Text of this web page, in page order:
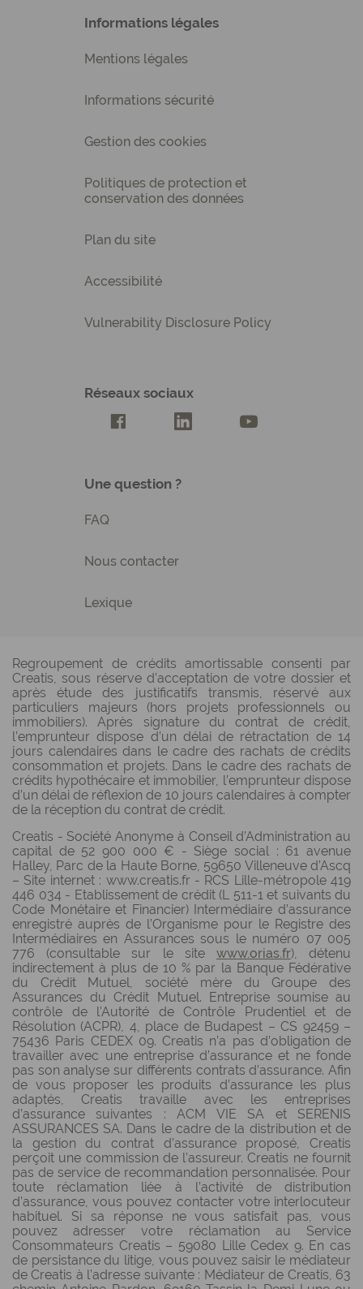
Informations légales
Mentions légales
Informations sécurité
Gestion des cookies
Politiques de protection et
conservation des données
Plan du site
Accessibilité
Vulnerability Disclosure Policy
Réseaux sociaux
Compte Facebook Creatis
Compte LinkedIn Creatis
Compte Youtube
Une question ?
FAQ
Nous contacter
Lexique
Regroupement de crédits amortissable consenti par
Creatis, sous réserve d’acceptation de votre dossier et
après étude des justificatifs transmis, réservé aux
particuliers majeurs (hors projets professionnels ou
immobiliers). Après signature du contrat de crédit,
l’emprunteur dispose d’un délai de rétractation de 14
jours calendaires dans le cadre des rachats de crédits
consommation et projets. Dans le cadre des rachats de
crédits hypothécaire et immobilier, l’emprunteur dispose
d’un délai de réflexion de 10 jours calendaires à compter
de la réception du contrat de crédit.
Creatis - Société Anonyme à Conseil d’Administration au
capital de 52 900 000 € - Siège social : 61 avenue
Halley, Parc de la Haute Borne, 59650 Villeneuve d’Ascq
– Site internet : www.creatis.fr - RCS Lille-métropole 419
446 034 - Etablissement de crédit (L 511-1 et suivants du
Code Monétaire et Financier) Intermédiaire d’assurance
enregistré auprès de l’Organisme pour le Registre des
Intermédiaires en Assurances sous le numéro 07 005
776 (consultable sur le site www.orias.fr), détenu
indirectement à plus de 10 % par la Banque Fédérative
du Crédit Mutuel, société mère du Groupe des
Assurances du Crédit Mutuel. Entreprise soumise au
contrôle de l'Autorité de Contrôle Prudentiel et de
Résolution (ACPR), 4, place de Budapest – CS 92459 –
75436 Paris CEDEX 09. Creatis n’a pas d’obligation de
travailler avec une entreprise d’assurance et ne fonde
pas son analyse sur différents contrats d’assurance. Afin
de vous proposer les produits d’assurance les plus
adaptés, Creatis travaille avec les entreprises
d’assurance suivantes : ACM VIE SA et SERENIS
ASSURANCES SA. Dans le cadre de la distribution et de
la gestion du contrat d’assurance proposé, Creatis
perçoit une commission de l’assureur. Creatis ne fournit
pas de service de recommandation personnalisée. Pour
toute réclamation liée à l’activité de distribution
d’assurance, vous pouvez contacter votre interlocuteur
habituel. Si sa réponse ne vous satisfait pas, vous
pouvez adresser votre réclamation au Service
Consommateurs Creatis – 59080 Lille Cedex 9. En cas
de persistance du litige, vous pouvez saisir le médiateur
de Creatis à l’adresse suivante : Médiateur de Creatis, 63